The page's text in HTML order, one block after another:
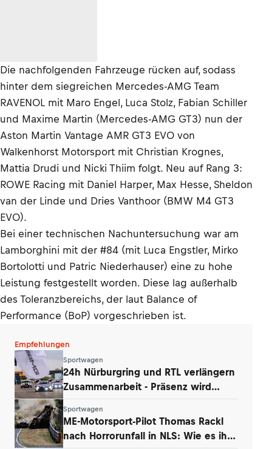
Die nachfolgenden Fahrzeuge rücken auf, sodass
hinter dem siegreichen Mercedes-AMG Team
RAVENOL mit Maro Engel, Luca Stolz, Fabian Schiller
und Maxime Martin (Mercedes-AMG GT3) nun der
Aston Martin Vantage AMR GT3 EVO von
Walkenhorst Motorsport mit Christian Krognes,
Mattia Drudi und Nicki Thiim folgt. Neu auf Rang 3:
ROWE Racing mit Daniel Harper, Max Hesse, Sheldon
van der Linde und Dries Vanthoor (BMW M4 GT3
EVO).
Bei einer technischen Nachuntersuchung war am
Lamborghini mit der #84 (mit Luca Engstler, Mirko
Bortolotti und Patric Niederhauser) eine zu hohe
Leistung festgestellt worden. Diese lag außerhalb
des Toleranzbereichs, der laut Balance of
Performance (BoP) vorgeschrieben ist.
Empfehlungen
Sportwagen
24h Nürburgring und RTL verlängern
Zusammenarbeit - Präsenz wird
Sportwagen
ME-Motorsport-Pilot Thomas Rackl
nach Horrorunfall in NLS: Wie es ihm